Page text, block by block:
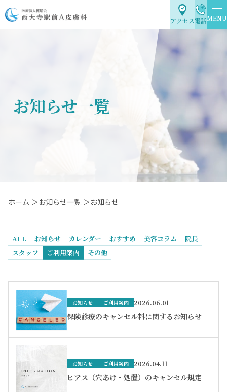
アクセス電話MENU
お知らせ一覧
ホーム ＞お知らせ一覧 ＞お知らせ
ALL お知らせ カレンダー おすすめ 美容コラム
院長
スタッフ
ご利用案内 その他
お知らせ ご利用案内 2026.06.01
保険診療のキャンセル料に関するお知らせ
お知らせ ご利用案内 2026.04.11
ピアス（穴あけ・処置）のキャンセル規定